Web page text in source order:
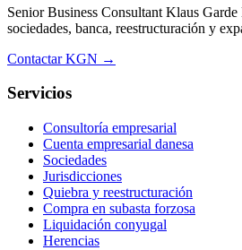
Senior Business Consultant Klaus
sociedades, banca, reestructuración y
Contactar KGN →
Servicios
Consultoría empresarial
Cuenta empresarial danesa
Sociedades
Jurisdicciones
Quiebra y reestructuración
Compra en subasta forzosa
Liquidación conyugal
Herencias